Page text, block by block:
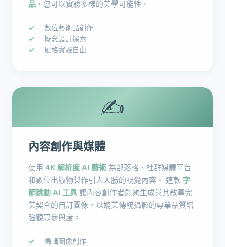
品 ，您可以實驗多樣的美學可能性。
數位藝術品創作
概念設計探索
風格實驗自由
✍️
內容創作與媒體
使用 4K 解析度 AI 藝術 為部落格、社群媒體平台
和數位出版物製作引人入勝的視覺內容。 這款 字
節跳動 AI 工具 讓內容創作者能夠生成與其敘事完
美契合的自訂圖像，以媲美傳統攝影的專業品質增
強觀眾參與度。
編輯圖像創作